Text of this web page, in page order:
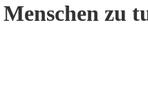
zu